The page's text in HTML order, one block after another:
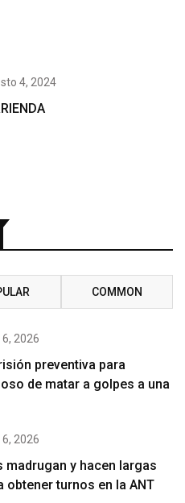
4, 2024
COMMON
2026
preventiva para
de matar a golpes a una
2026
madrugan y hacen largas
obtener turnos en la ANT